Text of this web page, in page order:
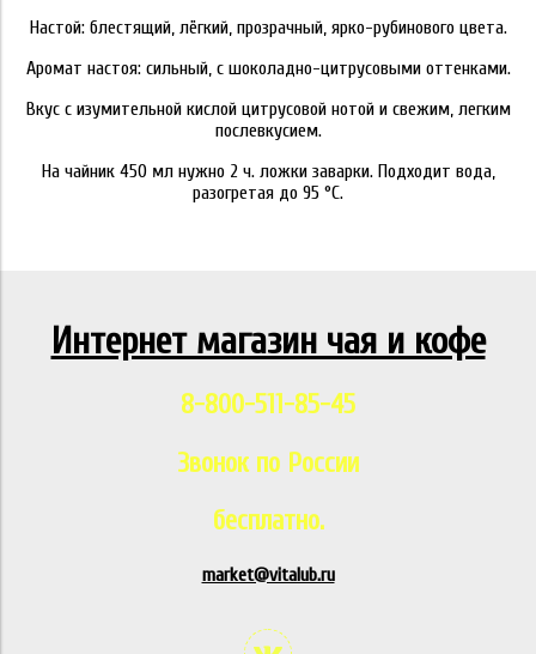
Настой: блестящий, лёгкий, прозрачный, ярко-рубинового цвета.
Аромат настоя: сильный, с шоколадно-цитрусовыми оттенками.
Вкус с изумительной кислой цитрусовой нотой и свежим, легким
послевкусием.
На чайник 450 мл нужно 2 ч. ложки заварки. Подходит вода,
разогретая до 95 °C.
Интернет магазин чая и кофе
8-800-511-85-45
Звонок по России
бесплатно.
market@vitalub.ru